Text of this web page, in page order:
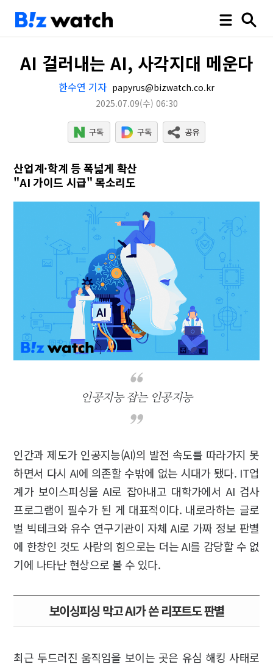
AI 걸러내는 AI, 사각지대 메운다
한수연 기자 papyrus@bizwatch.co.kr
2025.07.09(수) 06:30
산업계·학계 등 폭넓게 확산
"AI 가이드 시급" 목소리도
인공지능 잡는 인공지능
인간과 제도가 인공지능(AI)의 발전 속도를 따라가지 못
하면서 다시 AI에 의존할 수밖에 없는 시대가 됐다. IT업
계가 보이스피싱을 AI로 잡아내고 대학가에서 AI 검사
프로그램이 필수가 된 게 대표적이다. 내로라하는 글로
벌 빅테크와 유수 연구기관이 자체 AI로 가짜 정보 판별
에 한창인 것도 사람의 힘으로는 더는 AI를 감당할 수 없
기에 나타난 현상으로 볼 수 있다.
보이싱피싱 막고 AI가 쓴 리포트도 판별
최근 두드러진 움직임을 보이는 곳은 유심 해킹 사태로